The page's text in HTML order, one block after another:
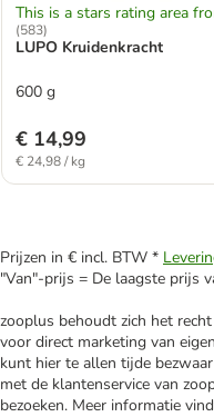
This is a stars rating area
(583)
LUPO Kruidenkracht
600 g
€ 14,99
€ 24,98 / kg
Prijzen in € incl. BTW *
"Van"-prijs = De laagste prijs
zooplus behoudt zich het
voor direct marketing van
kunt hier te allen tijde
met de klantenservice van
bezoeken. Meer informatie